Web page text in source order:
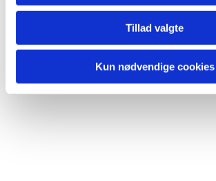
Tillad valgte
Kun nødvendige cookies